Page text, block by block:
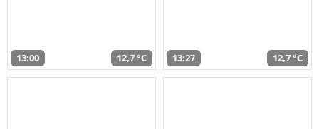
13:00 12,7 °C 13:27 12,7 °C